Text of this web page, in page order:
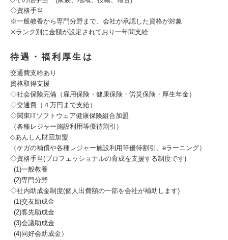
◇資格手当
※一般教養から専門分野まで、会社が承認した資格が対象
※ランク別に金額が設定されており一年間支給
待遇・福利厚生は
交通費支給あり
資格取得支援
◇社会保険完備（雇用保険・健康保険・労災保険・厚生年金）
◇交通費（４万円まで支給）
◇関東ITソフトウェア健康保険組合加盟
（各種レジャー施設利用等優待割引）
◇あんしん財団加盟
（ケガの補償や各種レジャー施設利用等優待割引、eラーニング）
◇資格手当(プロフェッショナルの育成を支援する制度です)
(1)一般教養
(2)専門分野
◇社内助成金制度(個人出費額の一部を会社が補助します)
(1)交友助成金
(2)客先助成金
(3)会議助成金
(4)同好会助成金）